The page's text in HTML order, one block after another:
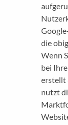
die
Wenn
bei
erstellt
nutzt